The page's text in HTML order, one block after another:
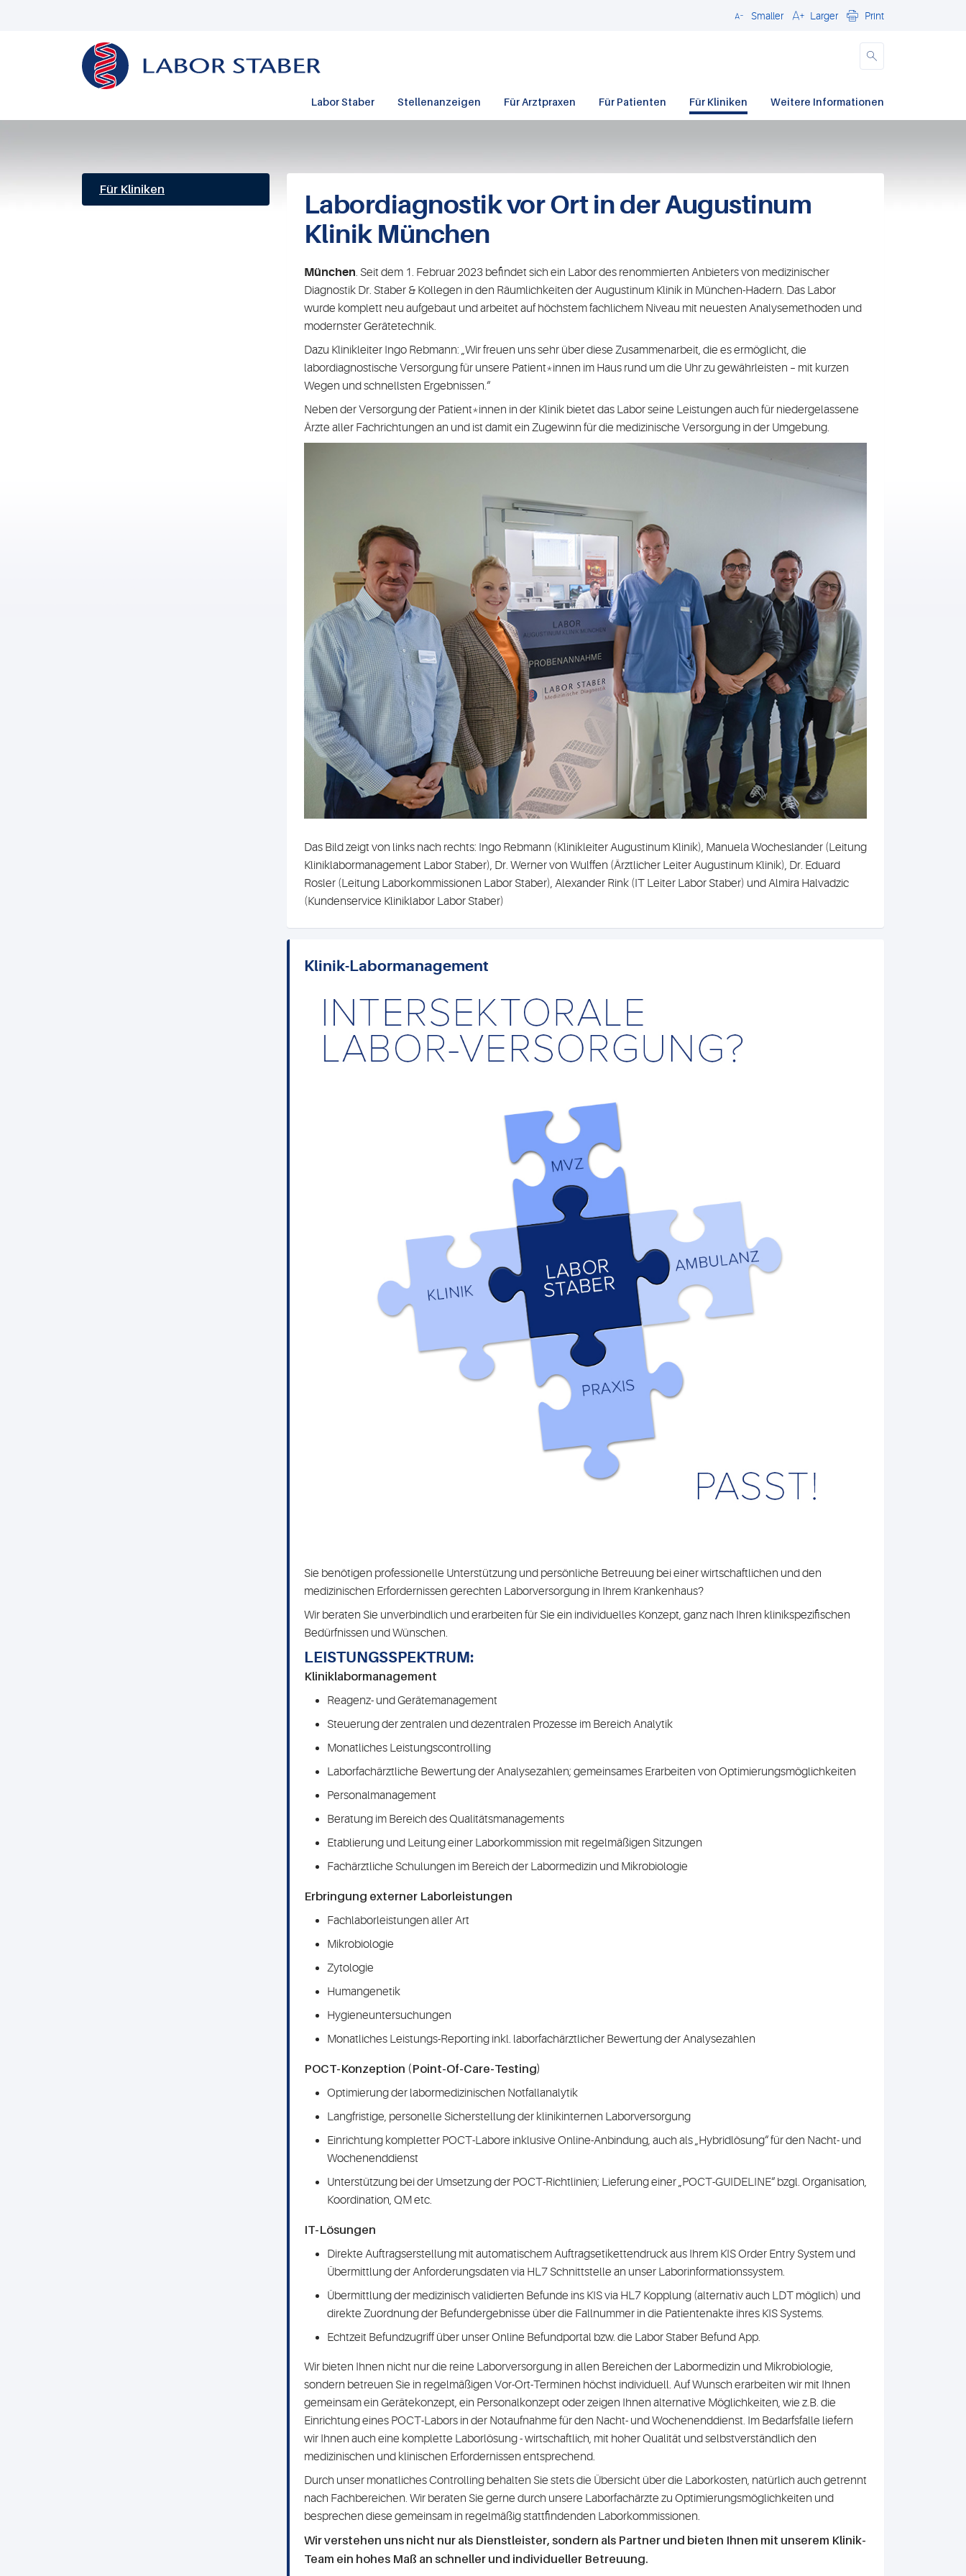
SchließenSmaller Larger Print
Labor Staber Stellenanzeigen Für Arztpraxen Für Patienten Für Kliniken Weitere Informationen
Für Kliniken
Labordiagnostik vor Ort in der Augustinum
Klinik München
München. Seit dem 1. Februar 2023 befindet sich ein Labor des renommierten Anbieters von medizinischer
Diagnostik Dr. Staber & Kollegen in den Räumlichkeiten der Augustinum Klinik in München-Hadern. Das Labor
wurde komplett neu aufgebaut und arbeitet auf höchstem fachlichem Niveau mit neuesten Analysemethoden und
modernster Gerätetechnik.
Dazu Klinikleiter Ingo Rebmann: „Wir freuen uns sehr über diese Zusammenarbeit, die es ermöglicht, die
labordiagnostische Versorgung für unsere Patient*innen im Haus rund um die Uhr zu gewährleisten – mit kurzen
Wegen und schnellsten Ergebnissen.“
Neben der Versorgung der Patient*innen in der Klinik bietet das Labor seine Leistungen auch für niedergelassene
Ärzte aller Fachrichtungen an und ist damit ein Zugewinn für die medizinische Versorgung in der Umgebung.
Das Bild zeigt von links nach rechts: Ingo Rebmann (Klinikleiter Augustinum Klinik), Manuela Wocheslander (Leitung
Kliniklabormanagement Labor Staber), Dr. Werner von Wulffen (Ärztlicher Leiter Augustinum Klinik), Dr. Eduard
Rosler (Leitung Laborkommissionen Labor Staber), Alexander Rink (IT Leiter Labor Staber) und Almira Halvadzic
(Kundenservice Kliniklabor Labor Staber)
Klinik-Labormanagement
Sie benötigen professionelle Unterstützung und persönliche Betreuung bei einer wirtschaftlichen und den
medizinischen Erfordernissen gerechten Laborversorgung in Ihrem Krankenhaus?
Wir beraten Sie unverbindlich und erarbeiten für Sie ein individuelles Konzept, ganz nach Ihren klinikspezifischen
Bedürfnissen und Wünschen.
LEISTUNGSSPEKTRUM:
Kliniklabormanagement
Reagenz- und Gerätemanagement
Steuerung der zentralen und dezentralen Prozesse im Bereich Analytik
Monatliches Leistungscontrolling
Laborfachärztliche Bewertung der Analysezahlen; gemeinsames Erarbeiten von Optimierungsmöglichkeiten
Personalmanagement
Beratung im Bereich des Qualitätsmanagements
Etablierung und Leitung einer Laborkommission mit regelmäßigen Sitzungen
Fachärztliche Schulungen im Bereich der Labormedizin und Mikrobiologie
Erbringung externer Laborleistungen
Fachlaborleistungen aller Art
Mikrobiologie
Zytologie
Humangenetik
Hygieneuntersuchungen
Monatliches Leistungs-Reporting inkl. laborfachärztlicher Bewertung der Analysezahlen
POCT-Konzeption (Point-Of-Care-Testing)
Optimierung der labormedizinischen Notfallanalytik
Langfristige, personelle Sicherstellung der klinikinternen Laborversorgung
Einrichtung kompletter POCT-Labore inklusive Online-Anbindung, auch als „Hybridlösung“ für den Nacht- und
Wochenenddienst
Unterstützung bei der Umsetzung der POCT-Richtlinien; Lieferung einer „POCT-GUIDELINE“ bzgl. Organisation,
Koordination, QM etc.
IT-Lösungen
Direkte Auftragserstellung mit automatischem Auftragsetikettendruck aus Ihrem KIS Order Entry System und
Übermittlung der Anforderungsdaten via HL7 Schnittstelle an unser Laborinformationssystem.
Übermittlung der medizinisch validierten Befunde ins KIS via HL7 Kopplung (alternativ auch LDT möglich) und
direkte Zuordnung der Befundergebnisse über die Fallnummer in die Patientenakte ihres KIS Systems.
Echtzeit Befundzugriff über unser Online Befundportal bzw. die Labor Staber Befund App.
Wir bieten Ihnen nicht nur die reine Laborversorgung in allen Bereichen der Labormedizin und Mikrobiologie,
sondern betreuen Sie in regelmäßigen Vor-Ort-Terminen höchst individuell. Auf Wunsch erarbeiten wir mit Ihnen
gemeinsam ein Gerätekonzept, ein Personalkonzept oder zeigen Ihnen alternative Möglichkeiten, wie z.B. die
Einrichtung eines POCT-Labors in der Notaufnahme für den Nacht- und Wochenenddienst. Im Bedarfsfalle liefern
wir Ihnen auch eine komplette Laborlösung - wirtschaftlich, mit hoher Qualität und selbstverständlich den
medizinischen und klinischen Erfordernissen entsprechend.
Durch unser monatliches Controlling behalten Sie stets die Übersicht über die Laborkosten, natürlich auch getrennt
nach Fachbereichen. Wir beraten Sie gerne durch unsere Laborfachärzte zu Optimierungsmöglichkeiten und
besprechen diese gemeinsam in regelmäßig stattfindenden Laborkommissionen.
Wir verstehen uns nicht nur als Dienstleister, sondern als Partner und bieten Ihnen mit unserem Klinik-
Team ein hohes Maß an schneller und individueller Betreuung.